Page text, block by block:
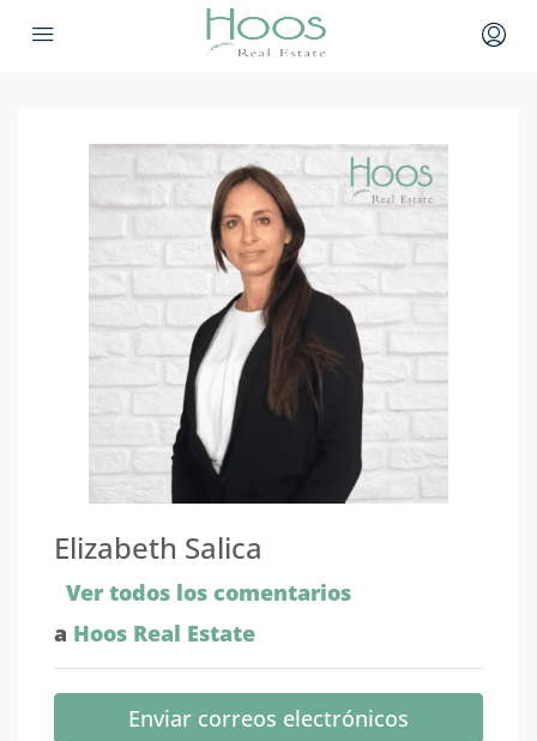
Elizabeth Salica
Ver todos los comentarios
a Hoos Real Estate
Enviar correos electrónicos